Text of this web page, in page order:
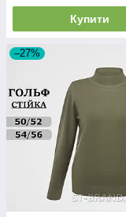
Купити
–27%